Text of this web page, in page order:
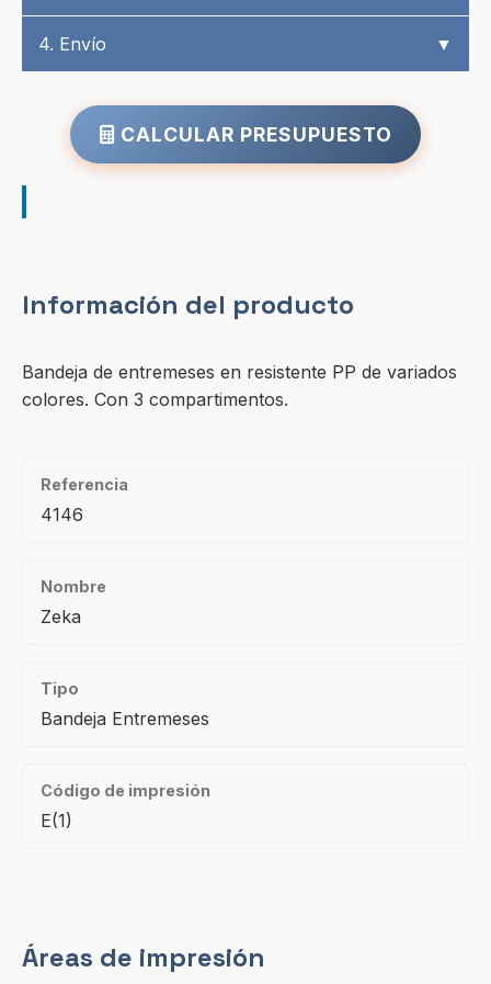
4. Envío ▼
CALCULAR PRESUPUESTO
Información del producto
Bandeja de entremeses en resistente PP de variados
colores. Con 3 compartimentos.
Referencia
4146
Nombre
Zeka
Tipo
Bandeja Entremeses
Código de impresión
E(1)
Áreas de impresión